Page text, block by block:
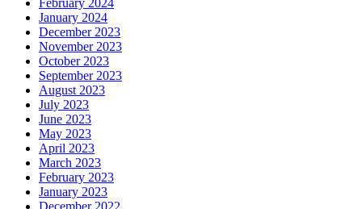
January 2024
December 2023
November 2023
October 2023
September 2023
August 2023
July 2023
June 2023
May 2023
April 2023
March 2023
February 2023
January 2023
December 2022